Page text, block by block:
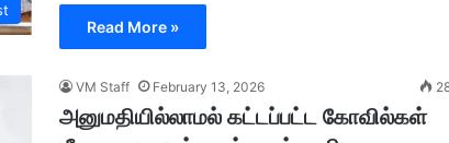
Read More »
VM Staff February 13, 2026
அனுமதியில்லாமல் கட்டப்பட்ட கோவில்கள்